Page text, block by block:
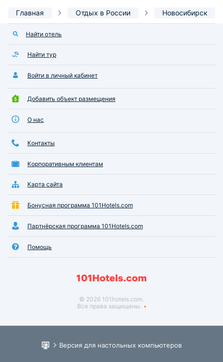
Главная Отдых в России Новосибирск
Найти отель
Найти тур
Войти в личный кабинет
Добавить объект размещения
О нас
Контакты
Корпоративным клиентам
Карта сайта
Бонусная программа 101Hotels.com
Партнёрская программа 101Hotels.com
Помощь
© 2026 101hotels.com.
Все права защищены.
Версия для настольных компьютеров